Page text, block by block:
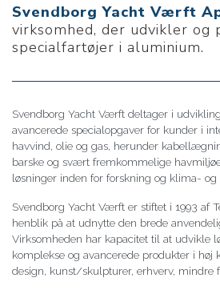
Svendborg Yacht Værft
virksomhed, der udvikler og
specialfartøjer i aluminium.
Svendborg Yacht Værft deltager i
avancerede specialopgaver for kunder i
havvind, olie og gas, herunder
barske og svært fremkommelige
løsninger inden for forskning og klima- og
Svendborg Yacht Værft er stiftet i 1993 af
henblik på at udnytte den brede
Virksomheden har kapacitet til at udvikle
komplekse og avancerede produkter i høj
design, kunst/skulpturer, erhverv, mindre